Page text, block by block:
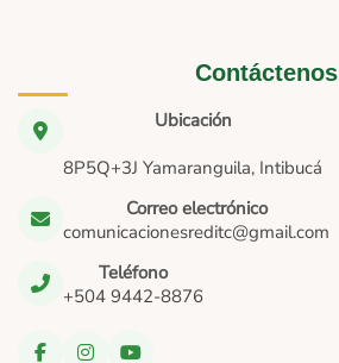
Contáctenos
Ubicación
8P5Q+3J Yamaranguila, Intibucá
Correo electrónico
comunicacionesreditc@gmail.com
Teléfono
+504 9442-8876